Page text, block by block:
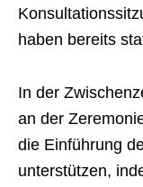
haben bereits
In der
an der
die Einführung
unterstützen,